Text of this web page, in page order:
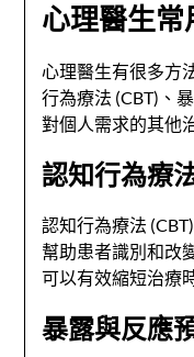
心理醫生
心理醫生有很多方
行為療法 (CBT)、
對個人需求的其他
認知行為療
認知行為療法
幫助患者識別和改
可以有效縮短治療
暴露與反應